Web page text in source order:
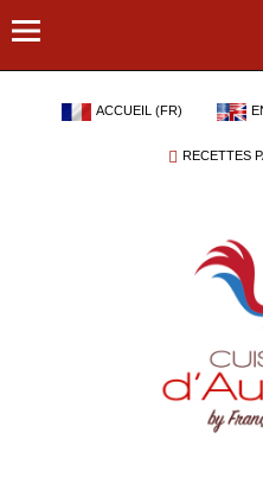
ACCUEIL (FR)
RECETTES